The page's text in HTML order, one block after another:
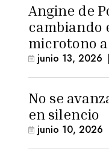
Angine de
cambiando
microtono
junio 13, 2026 |
No se
en silencio
junio 10, 2026